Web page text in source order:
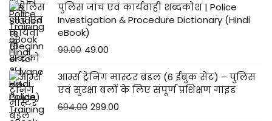
पुलिस जांच एवं कार्यवाही शब्दकोश | Police
Investigation & Procedure Dictionary (Hindi
eBook)
99.00 49.00
आर्म्स ट्रेनिंग मास्टर बंडल (6 ईबुक सेट) – पुलिस
एवं सुरक्षा बलों के लिए संपूर्ण प्रशिक्षण गाइड
694.00 299.00